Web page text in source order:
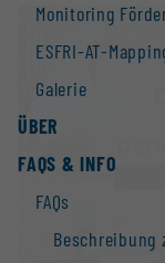
Monitoring
ESFRI-AT-
Galerie
ÜBER
FAQS & INFO
FAQs